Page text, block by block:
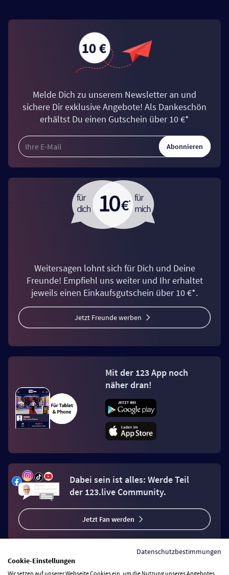
Melde Dich zu unserem Newsletter an und
sichere Dir exklusive Angebote! Als Dankeschön
erhältst Du einen Gutschein über 10 €*
Abonnieren
Weitersagen lohnt sich für Dich und Deine
Freunde! Empfiehl uns weiter und Ihr erhaltet
jeweils einen Einkaufsgutschein über 10 €*.
Jetzt Freunde werben
Mit der 123 App noch
näher dran!
Dabei sein ist alles: Werde Teil
der 123.live Community.
Jetzt Fan werden
Datenschutzbestimmungen
Cookie-Einstellungen
Wir setzen auf unserer Webseite Cookies ein, um die Nutzung unseres Angebotes